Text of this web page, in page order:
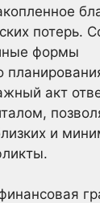
потерь.
формы
акт
и